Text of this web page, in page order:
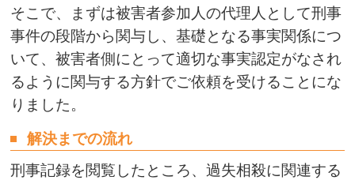
そこで、まずは被害者参加人の代理人として刑事
事件の段階から関与し、基礎となる事実関係につ
いて、被害者側にとって適切な事実認定がなされ
るように関与する方針でご依頼を受けることにな
りました。
解決までの流れ
刑事記録を閲覧したところ、過失相殺に関連する